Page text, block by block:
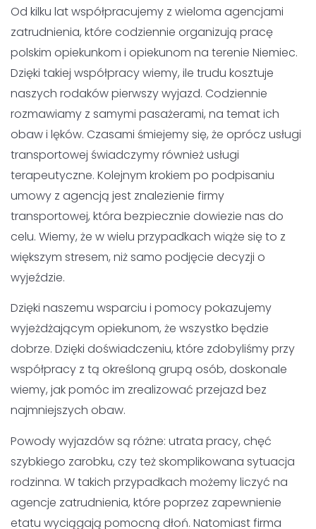
opiekunkom i opiekunom na terenie Niemiec. Dzięki takiej
współpracy wiemy, ile trudu kosztuje naszych rodaków
pierwszy wyjazd. Codziennie rozmawiamy z samymi
pasażerami, na temat ich obaw i lęków. Czasami śmiejemy
się, że oprócz usługi transportowej świadczymy również
usługi terapeutyczne. Kolejnym krokiem po podpisaniu
umowy z agencją jest znalezienie firmy transportowej,
która bezpiecznie dowiezie nas do celu. Wiemy, że w wielu
przypadkach wiąże się to z większym stresem, niż samo
podjęcie decyzji o wyjeździe.
Dzięki naszemu wsparciu i pomocy pokazujemy
wyjeżdżającym opiekunom, że wszystko będzie dobrze.
Dzięki doświadczeniu, które zdobyliśmy przy współpracy z
tą określoną grupą osób, doskonale wiemy, jak pomóc im
zrealizować przejazd bez najmniejszych obaw.
Powody wyjazdów są różne: utrata pracy, chęć szybkiego
zarobku, czy też skomplikowana sytuacja rodzinna. W
takich przypadkach możemy liczyć na agencje
zatrudnienia, które poprzez zapewnienie etatu wyciągają
pomocną dłoń. Natomiast firma GTV BUS wyciąga swoje
ramiona zapewniając bezpieczny i komfortowy przejazd.
Naszym głównym zadaniem jest ściągnięcie z barków
agencji i opiekunów przygotowań związanych z wyjazdem,
dzięki czemu poziom stresu jest pod kontrolą.
Podjeżdżamy pod każde drzwi w Polsce, jak i w